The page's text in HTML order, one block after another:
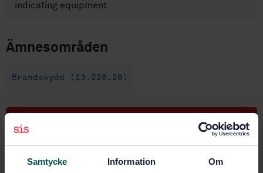
Samtycke Information Om
indicating equipment.
Ämnesområden
Brandskydd (13.220.20)
SVENSK STANDARD